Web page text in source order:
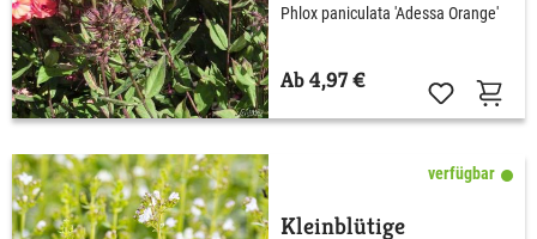
Phlox paniculata 'Adessa Orange'
Ab 4,97 €
verfügbar
Kleinblütige